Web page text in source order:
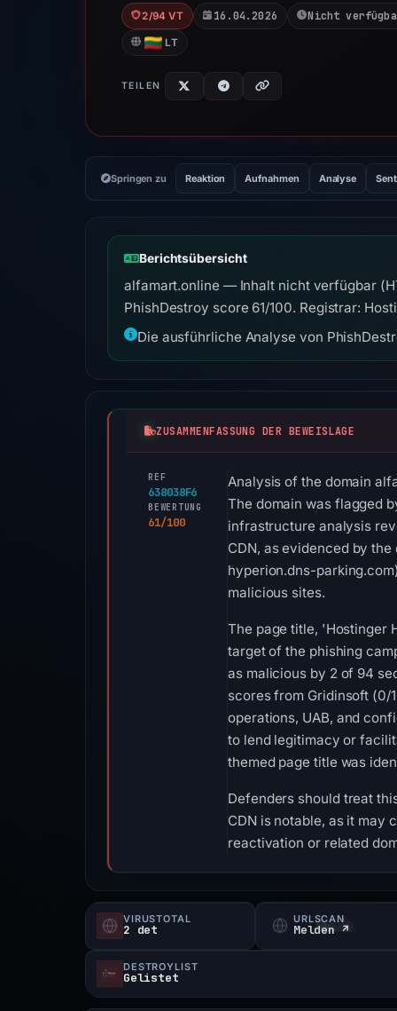
2/94 VT 16.04.2026 Nicht
LT
TEILEN
Springen zu Reaktion Aufnahmen Analyse
Berichtsübersicht
alfamart.online — Inhalt nicht verfügbar
PhishDestroy score 61/100. Registrar:
Die ausführliche Analyse von
ZUSAMMENFASSUNG DER BEWEISLAGE
REF
638038F6
BEWERTUNG
61/100
Analysis of the domain
The domain was flagged
infrastructure analysis
CDN, as evidenced by
hyperion.dns-
malicious sites.
The page title, 'Hostinger
target of the phishing
as malicious by 2 of 94
scores from Gridinsoft (0/
operations, UAB, and
to lend legitimacy or
themed page title was
Defenders should treat
CDN is notable, as it
reactivation or related
VIRUSTOTAL
2 det
URLSCAN
Melden ↗
DESTROYLIST
Gelistet